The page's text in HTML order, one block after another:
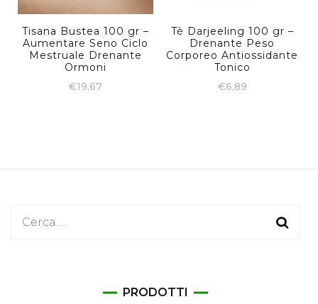
Tisana Bustea 100 gr –
Aumentare Seno Ciclo
Mestruale Drenante
Ormoni
€19,67
Tè Darjeeling 100 gr –
Drenante Peso
Corporeo Antiossidante
Tonico
€6,89
Ricerca
PRODOTTI